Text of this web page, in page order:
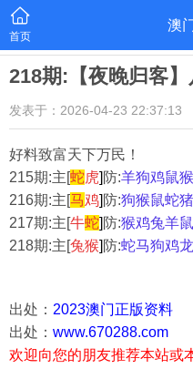
首页
澳
218期:【夜晚归客
发表于：2026-04-23 22:37:13
好料致富天下万民！
215期:主[蛇虎] 防:羊狗鸡鼠
216期:主[马鸡] 防:狗猴鼠蛇
217期:主[牛蛇] 防:猴鸡兔羊
218期:主[兔猴] 防:蛇马狗鸡
出处： 2023澳门正版资料
出处： www.670288.com
欢迎向您的朋友推荐本站或